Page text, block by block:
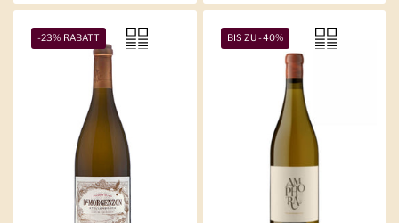
-23% RABATT BIS ZU -40%